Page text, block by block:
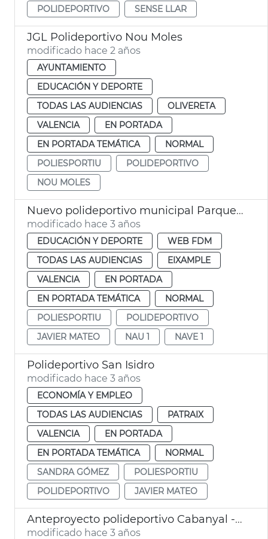
POLIDEPORTIVO SENSE LLAR
JGL Polideportivo Nou Moles
modificado hace 2 años
AYUNTAMIENTO
EDUCACIÓN Y DEPORTE
TODAS LAS AUDIENCIAS
OLIVERETA
VALENCIA
EN PORTADA
EN PORTADA TEMÁTICA
NORMAL
POLIESPORTIU
POLIDEPORTIVO
NOU MOLES
Nuevo polideportivo municipal Parque Central. Nave 1
modificado hace 3 años
EDUCACIÓN Y DEPORTE
WEB FDM
TODAS LAS AUDIENCIAS
EIXAMPLE
VALENCIA
EN PORTADA
EN PORTADA TEMÁTICA
NORMAL
POLIESPORTIU
POLIDEPORTIVO
JAVIER MATEO
NAU 1 NAVE 1
Polideportivo San Isidro
modificado hace 3 años
ECONOMÍA Y EMPLEO
TODAS LAS AUDIENCIAS
PATRAIX
VALENCIA
EN PORTADA
EN PORTADA TEMÁTICA
NORMAL
SANDRA GÓMEZ
POLIESPORTIU
POLIDEPORTIVO
JAVIER MATEO
Anteproyecto polideportivo Cabanyal - Canyamelar
modificado hace 3 años